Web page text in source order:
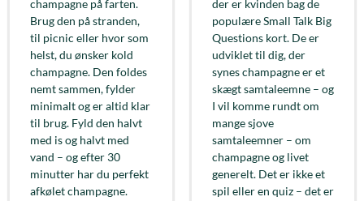
champagne på farten.
Brug den på stranden,
til picnic eller hvor som
helst, du ønsker kold
champagne. Den foldes
nemt sammen, fylder
minimalt og er altid klar
til brug. Fyld den halvt
med is og halvt med
vand – og efter 30
minutter har du perfekt
afkølet champagne.
der er kvinden bag de
populære Small Talk Big
Questions kort. De er
udviklet til dig, der
synes champagne er et
skægt samtaleemne – og
I vil komme rundt om
mange sjove
samtaleemner – om
champagne og livet
generelt. Det er ikke et
spil eller en quiz – det er